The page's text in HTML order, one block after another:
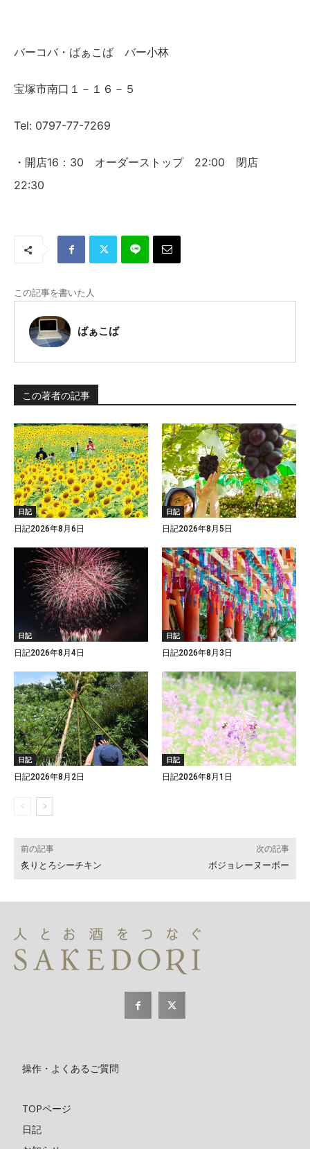
バーコバ・ばぁこば バー小林
宝塚市南口１－１６－５
Tel: 0797-77-7269
・開店16：30 オーダーストップ 22:00 閉店
22:30
この記事を書いた人
ばぁこば
この著者の記事
日記
日記2026年8月6日
日記
日記2026年8月5日
日記
日記2026年8月4日
日記
日記2026年8月3日
日記
日記2026年8月2日
日記
日記2026年8月1日
前の記事
炙りとろシーチキン
次の記事
ボジョレーヌーボー
操作・よくあるご質問
TOPページ
日記